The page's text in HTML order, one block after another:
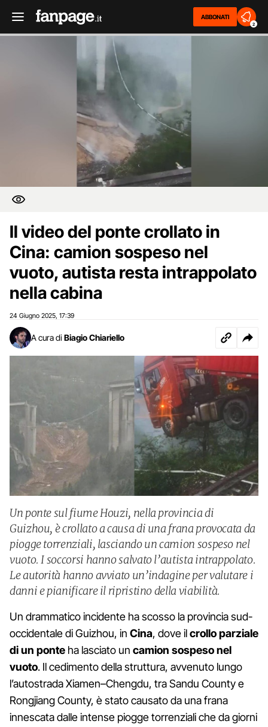
ABBONATI
2
Il video del ponte crollato in
Cina: camion sospeso nel
vuoto, autista resta intrappolato
nella cabina
24 Giugno 2025 17:39
A cura di Biagio Chiariello
Un ponte sul fiume Houzi, nella provincia di
Guizhou, è crollato a causa di una frana provocata da
piogge torrenziali, lasciando un camion sospeso nel
vuoto. I soccorsi hanno salvato l’autista intrappolato.
Le autorità hanno avviato un’indagine per valutare i
danni e pianificare il ripristino della viabilità.
Un drammatico incidente ha scosso la provincia sud-
occidentale di Guizhou, in Cina, dove ilcrollo parziale
di un ponte ha lasciato un camion sospeso nel
vuoto. Il cedimento della struttura, avvenuto lungo
l’autostrada Xiamen–Chengdu, tra Sandu County e
Rongjiang County, è stato causato da una frana
innescata dalle intense piogge torrenziali che da giorni